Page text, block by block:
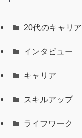
20代のキャリア
インタビュー
キャリア
スキルアップ
ライフワーク